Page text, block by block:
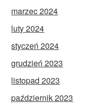
marzec 2024
luty 2024
styczeń 2024
grudzień 2023
listopad 2023
październik 2023